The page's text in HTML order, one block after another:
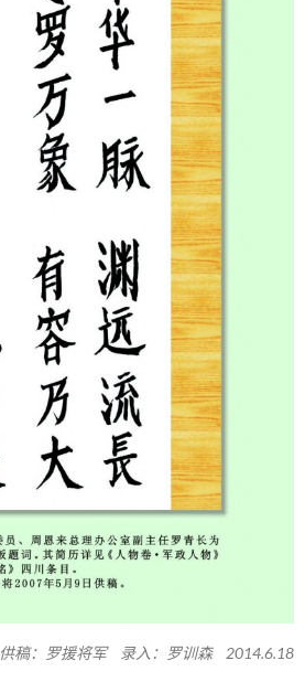
供稿：罗援将军 录入：罗训森 2014.6.18